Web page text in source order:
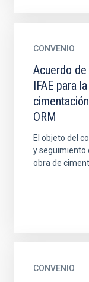
CONVENIO
Acuerdo
IFAE para
ORM
El objeto del
y seguimiento
obra de
CONVENIO